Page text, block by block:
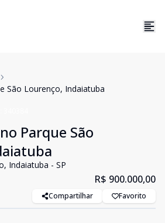
São Lourenço, Indaiatuba
Parque São
Indaiatuba - SP
R$ 900.000,00
Compartilhar Favorito